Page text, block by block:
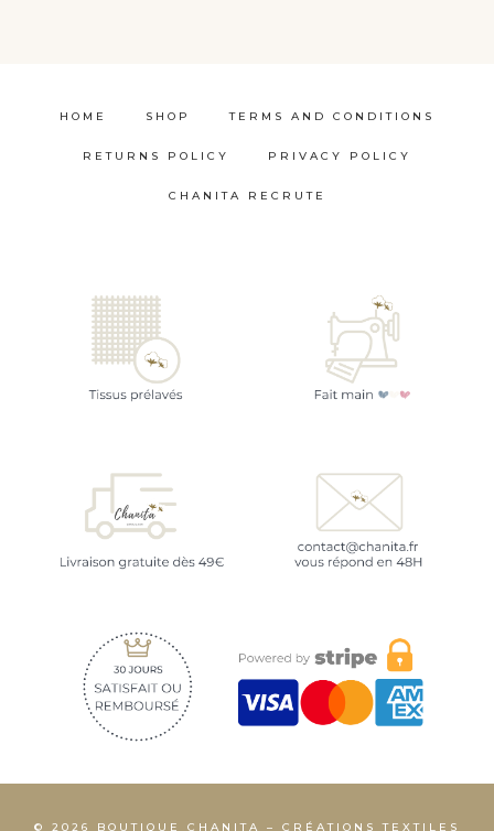
HOME SHOP TERMS AND CONDITIONS
RETURNS POLICY PRIVACY POLICY
CHANITA RECRUTE
© 2026 BOUTIQUE CHANITA – CRÉATIONS TEXTILES